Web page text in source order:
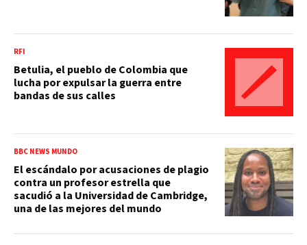
RFI
Betulia, el pueblo de Colombia que
lucha por expulsar la guerra entre
bandas de sus calles
BBC NEWS MUNDO
El escándalo por acusaciones de plagio
contra un profesor estrella que
sacudió a la Universidad de Cambridge,
una de las mejores del mundo